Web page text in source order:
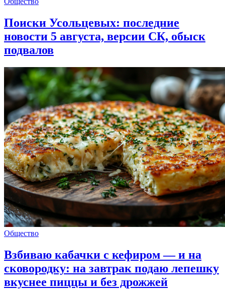
Поиски Усольцевых: последние
новости 5 августа, версии СК, обыск
подвалов
Общество
Взбиваю кабачки с кефиром — и на
сковородку: на завтрак подаю лепешку
вкуснее пиццы и без дрожжей